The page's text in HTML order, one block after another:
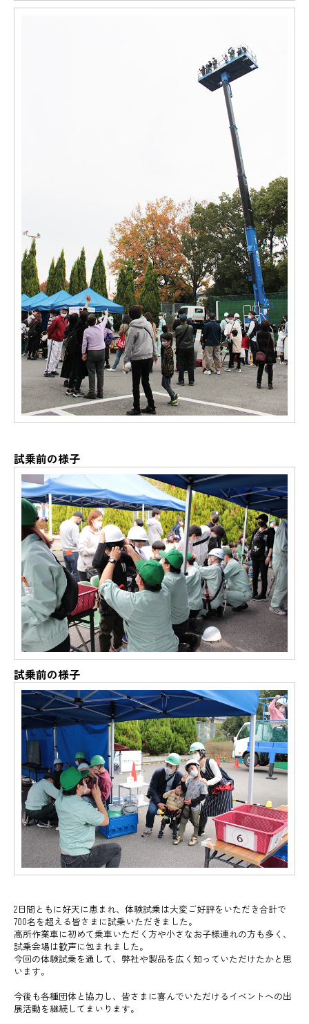
試乗前の様子
試乗前の様子
2日間ともに好天に恵まれ、体験試乗は大変ご好評をいただき合計で
700名を超える皆さまに試乗いただきました。
高所作業車に初めて乗車いただく方や小さなお子様連れの方も多く、
試乗会場は歓声に包まれました。
今回の体験試乗を通して、弊社や製品を広く知っていただけたかと思
います。
今後も各種団体と協力し、皆さまに喜んでいただけるイベントへの出
展活動を継続してまいります。